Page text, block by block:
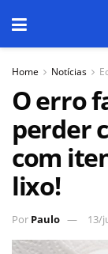
Home Notícias
O erro
perder
com
lixo!
Por Paulo 13/